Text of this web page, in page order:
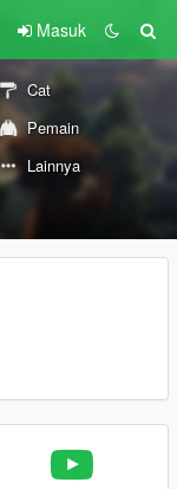
Masuk
Cat
Pemain
Lainnya